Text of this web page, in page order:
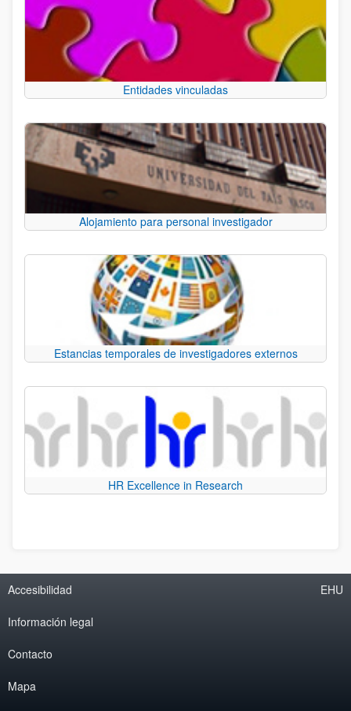
Entidades vinculadas
Alojamiento para personal investigador
Estancias temporales de investigadores externos
HR Excellence in Research
Accesibilidad
Información legal
Contacto
Mapa
EHU